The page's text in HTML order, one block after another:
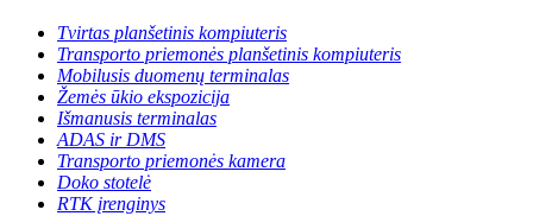
Tvirtas planšetinis kompiuteris
Transporto priemonės planšetinis kompiuteris
Mobilusis duomenų terminalas
Žemės ūkio ekspozicija
Išmanusis terminalas
ADAS ir DMS
Transporto priemonės kamera
Doko stotelė
RTK įrenginys